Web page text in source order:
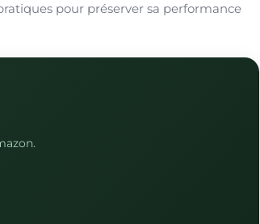
pour préserver sa performance